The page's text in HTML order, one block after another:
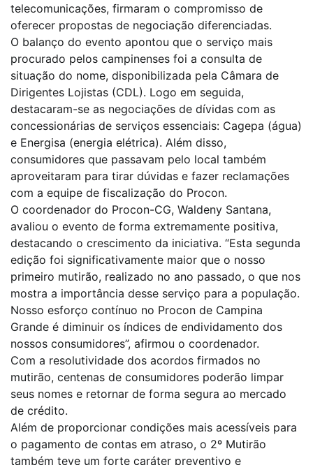
telecomunicações, firmaram o compromisso de
oferecer propostas de negociação diferenciadas.
O balanço do evento apontou que o serviço mais
procurado pelos campinenses foi a consulta de
situação do nome, disponibilizada pela Câmara de
Dirigentes Lojistas (CDL). Logo em seguida,
destacaram-se as negociações de dívidas com as
concessionárias de serviços essenciais: Cagepa (água)
e Energisa (energia elétrica). Além disso,
consumidores que passavam pelo local também
aproveitaram para tirar dúvidas e fazer reclamações
com a equipe de fiscalização do Procon.
O coordenador do Procon-CG, Waldeny Santana,
avaliou o evento de forma extremamente positiva,
destacando o crescimento da iniciativa. “Esta segunda
edição foi significativamente maior que o nosso
primeiro mutirão, realizado no ano passado, o que nos
mostra a importância desse serviço para a população.
Nosso esforço contínuo no Procon de Campina
Grande é diminuir os índices de endividamento dos
nossos consumidores”, afirmou o coordenador.
Com a resolutividade dos acordos firmados no
mutirão, centenas de consumidores poderão limpar
seus nomes e retornar de forma segura ao mercado
de crédito.
Além de proporcionar condições mais acessíveis para
o pagamento de contas em atraso, o 2º Mutirão
também teve um forte caráter preventivo e